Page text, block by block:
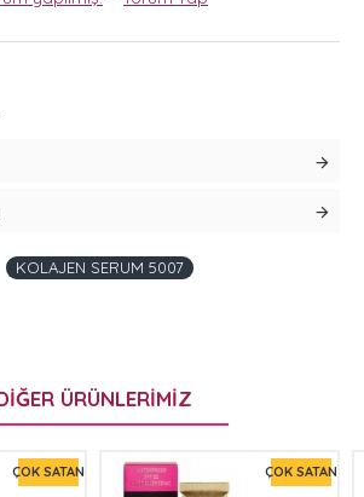
KOLAJEN SERUM 5007
ÜRÜNLERIMIZ
ÇOK SATAN ÇOK SATAN